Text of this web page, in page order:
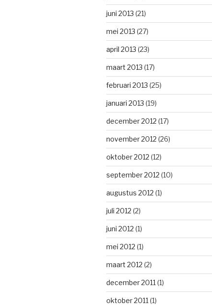
juni 2013 (21)
mei 2013 (27)
april 2013 (23)
maart 2013 (17)
februari 2013 (25)
januari 2013 (19)
december 2012 (17)
november 2012 (26)
oktober 2012 (12)
september 2012 (10)
augustus 2012 (1)
juli 2012 (2)
juni 2012 (1)
mei 2012 (1)
maart 2012 (2)
december 2011 (1)
oktober 2011 (1)